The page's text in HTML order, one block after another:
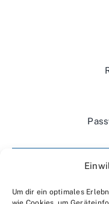
Um dir ein optimales